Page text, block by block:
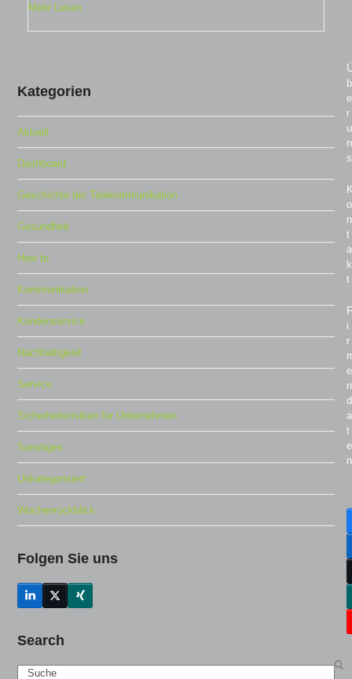
Mehr Lesen
Kategorien
Aktuell
Dashboard
Geschichte der Telekommunikation
Gesundheit
How to
Kommunikation
Kundenservice
Nachhaltigkeit
Service
Sicherheitsrisiken für Unternehmen
Sonstiges
Unkategorisiert
Wochenrückblick
Folgen Sie uns
LinkedInTwitter
(deprecated)
Xing
Search
Search
b
e
r
u
n
s
o
n
t
a
k
t
F
i
r
e
n
d
a
t
e
n